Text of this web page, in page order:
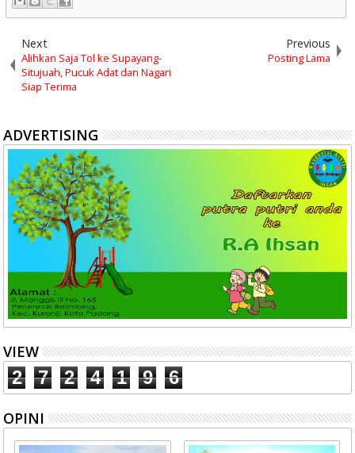
Next
Alihkan Saja Tol ke Supayang-
Situjuah, Pucuk Adat dan Nagari
Siap Terima
Previous
Posting Lama
ADVERTISING
VIEW
2 7 2 4 1 9 6
OPINI